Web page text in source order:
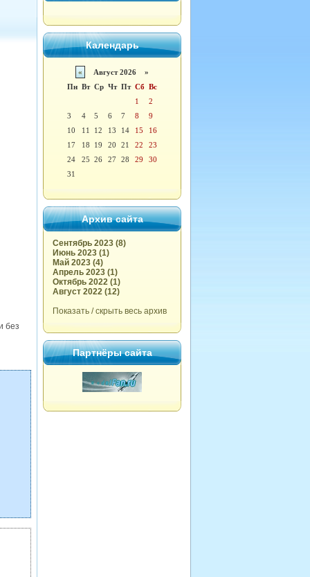
без
Календарь
«
Август 2026 »
Пн Вт Ср Чт Пт Сб Вс
1
2
3
4 5 6 7 8
9
10
11 12 13 14 15
16
17
18 19 20 21 22
23
24
25 26 27 28 29
30
31
Архив сайта
Сентябрь 2023 (8)
Июнь 2023 (1)
Май 2023 (4)
Апрель 2023 (1)
Октябрь 2022 (1)
Август 2022 (12)
Показать / скрыть весь архив
Партнёры сайта